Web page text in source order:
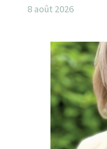
8 août 2026